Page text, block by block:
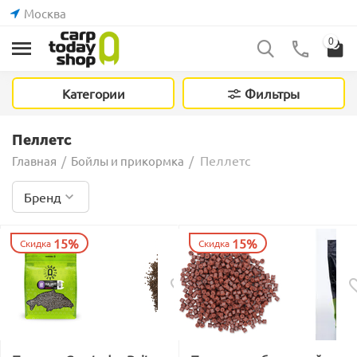
Москва
0
Категории Фильтры
Пеллетс
Главная / Бойлы и прикормка / Пеллетс
Бренд
Скидка 15% Скидка 15%